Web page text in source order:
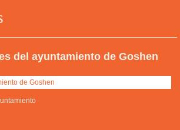
del ayuntamiento de Goshen
de Goshen